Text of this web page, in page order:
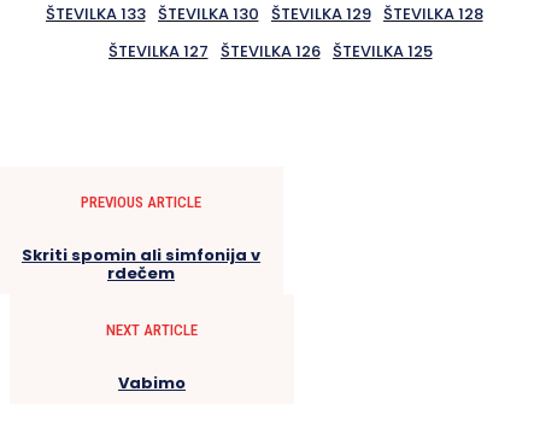
ŠTEVILKA 133 ŠTEVILKA 130 ŠTEVILKA 129 ŠTEVILKA 128
ŠTEVILKA 127 ŠTEVILKA 126 ŠTEVILKA 125
PREVIOUS ARTICLE
Skriti spomin ali simfonija v
rdečem
NEXT ARTICLE
Vabimo